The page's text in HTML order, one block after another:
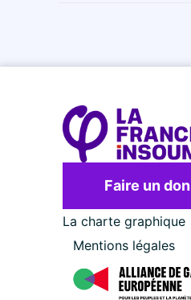
Faire un don
La charte graphique
Mentions légales